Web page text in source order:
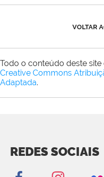
VOLTAR
Todo o conteúdo deste
Creative Commons
Adaptada.
REDES SOCIAIS